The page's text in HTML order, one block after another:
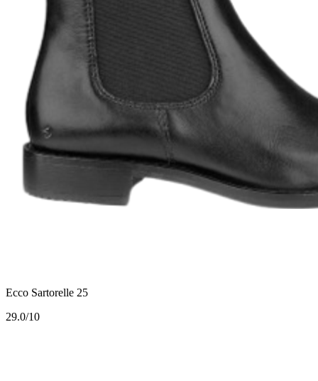
Ecco Sartorelle 25
29.0/10